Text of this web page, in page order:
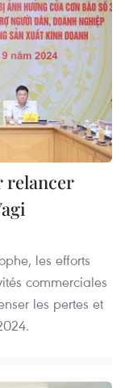
relancer
les efforts
commerciales
les pertes et